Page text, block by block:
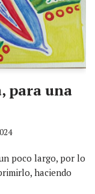
para una
poco largo, por lo
haciendo